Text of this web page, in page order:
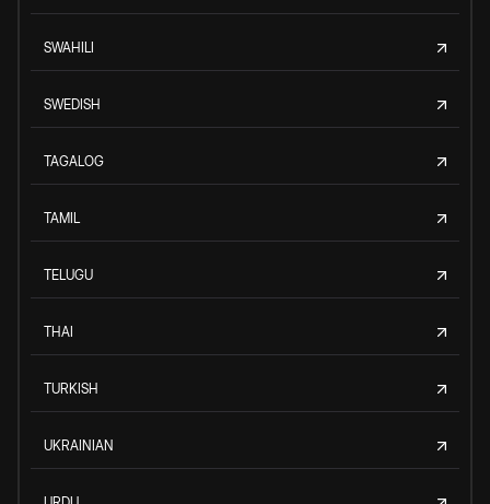
SWAHILI
SWEDISH
TAGALOG
TAMIL
TELUGU
THAI
TURKISH
UKRAINIAN